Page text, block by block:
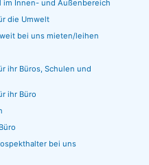
im Innen- und Außenbereich
die Umwelt
bei uns mieten/leihen
ihr Büros, Schulen und
ihr Büro
bei uns